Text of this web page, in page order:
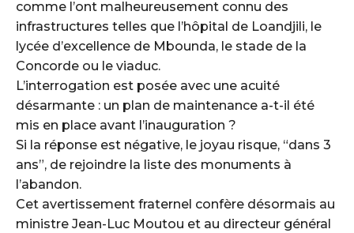
comme l’ont malheureusement connu des
infrastructures telles que l’hôpital de Loandjili, le
lycée d’excellence de Mbounda, le stade de la
Concorde ou le viaduc.
L’interrogation est posée avec une acuité
désarmante : un plan de maintenance a-t-il été
mis en place avant l’inauguration ?
Si la réponse est négative, le joyau risque, “dans 3
ans”, de rejoindre la liste des monuments à
l’abandon.
Cet avertissement fraternel confère désormais au
ministre Jean-Luc Moutou et au directeur général